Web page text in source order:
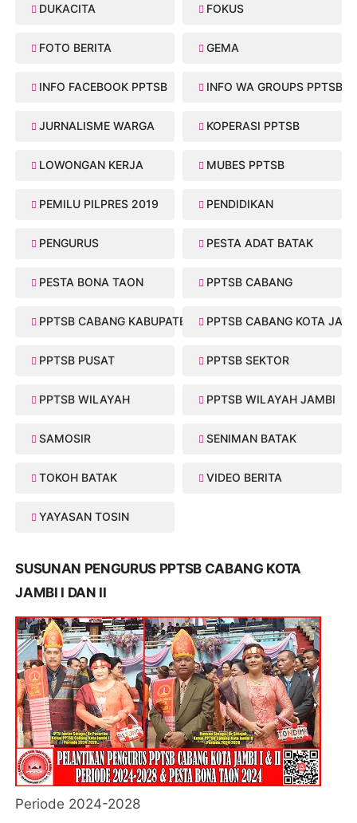
DUKACITA FOKUS
FOTO BERITA GEMA
INFO FACEBOOK PPTSB INFO WA GROUPS PPTSB
JURNALISME WARGA KOPERASI PPTSB
LOWONGAN KERJA MUBES PPTSB
PEMILU PILPRES 2019 PENDIDIKAN
PENGURUS PESTA ADAT BATAK
PESTA BONA TAON PPTSB CABANG
PPTSB CABANG KABUPATEN PPTSB CABANG KOTA
PPTSB PUSAT PPTSB SEKTOR
PPTSB WILAYAH PPTSB WILAYAH JAMBI
SAMOSIR SENIMAN BATAK
TOKOH BATAK VIDEO BERITA
YAYASAN TOSIN
SUSUNAN PENGURUS PPTSB CABANG KOTA
JAMBI I DAN II
Periode 2024-2028